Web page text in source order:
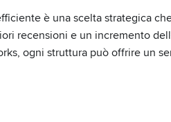
è una scelta strategica
recensioni e un incremento
ogni struttura può offrire un